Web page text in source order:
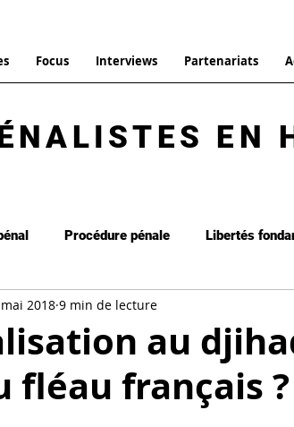
Focus Interviews Partenariats
EN
Procédure pénale Libertés
Interview Focus
d'arrêt Les brèves La Revue
au
fléau français ?
2018 9 min de lecture